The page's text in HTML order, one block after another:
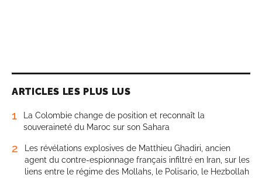
ARTICLES LES PLUS LUS
1
La Colombie change de position et reconnaît la
souveraineté du Maroc sur son Sahara
2
Les révélations explosives de Matthieu Ghadiri, ancien
agent du contre-espionnage français infiltré en Iran, sur les
liens entre le régime des Mollahs, le Polisario, le Hezbollah